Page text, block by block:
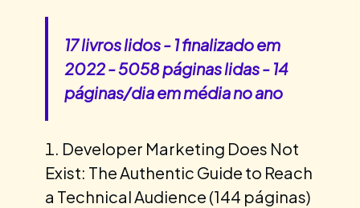
17 livros lidos - 1 finalizado em
2022 - 5058 páginas lidas - 14
páginas/dia em média no ano
Developer Marketing Does Not
Exist: The Authentic Guide to Reach
a Technical Audience (144 páginas)